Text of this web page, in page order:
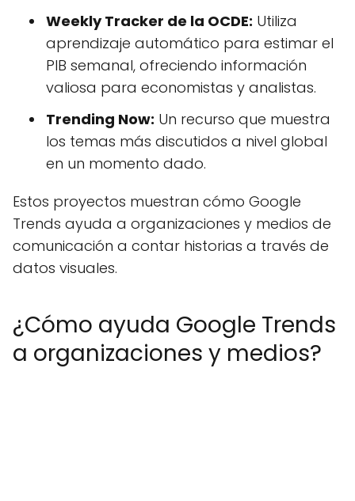
Weekly Tracker de la OCDE: Utiliza
aprendizaje automático para estimar el
PIB semanal, ofreciendo información
valiosa para economistas y analistas.
Trending Now: Un recurso que muestra
los temas más discutidos a nivel global
en un momento dado.
Estos proyectos muestran cómo Google
Trends ayuda a organizaciones y medios de
comunicación a contar historias a través de
datos visuales.
¿Cómo ayuda Google Trends
a organizaciones y medios?